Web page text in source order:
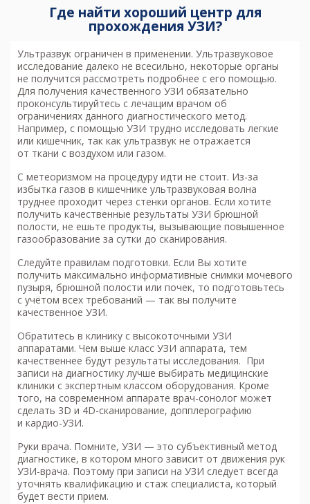
Где найти хороший центр для
прохождения УЗИ?
Ультразвук ограничен в применении. Ультразвуковое
исследование далеко не всесильно, некоторые органы
не получится рассмотреть подробнее с его помощью.
Для получения качественного УЗИ обязательно
проконсультируйтесь с лечащим врачом об
ограничениях данного диагностического метод.
Например, с помощью УЗИ трудно исследовать легкие
или кишечник, так как ультразвук не отражается
от ткани с воздухом или газом.
С метеоризмом на процедуру идти не стоит. Из-за
избытка газов в кишечнике ультразвуковая волна
труднее проходит через стенки органов. Если хотите
получить качественные результаты УЗИ брюшной
полости, не ешьте продукты, вызывающие повышенное
газообразование за сутки до сканирования.
Следуйте правилам подготовки. Если Вы хотите
получить максимально информативные снимки мочевого
пузыря, брюшной полости или почек, то подготовьтесь
с учётом всех требований — так вы получите
качественное УЗИ.
Обратитесь в клинику с высокоточными УЗИ
аппаратами. Чем выше класс УЗИ аппарата, тем
качественнее будут результаты исследования. При
записи на диагностику лучше выбирать медицинские
клиники с экспертным классом оборудования. Кроме
того, на современном аппарате врач-сонолог может
сделать 3D и 4D-сканирование, допплерографию
и кардио-УЗИ. ⠀
Руки врача. Помните, УЗИ — это субъективный метод
диагностике, в котором много зависит от движения рук
УЗИ-врача. Поэтому при записи на УЗИ следует всегда
уточнять квалификацию и стаж специалиста, который
будет вести прием.